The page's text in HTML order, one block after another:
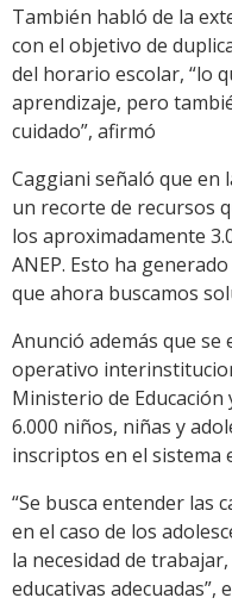
También habló de la
con el objetivo de
del horario escolar, “lo
aprendizaje, pero
cuidado”, afirmó
Caggiani señaló que
un recorte de recursos
los aproximadamente
ANEP. Esto ha
que ahora buscamos
Anunció además que se
operativo
Ministerio de
6.000 niños, niñas y
inscriptos en el sistema
“Se busca entender las
en el caso de los
la necesidad de
educativas adecuadas”,